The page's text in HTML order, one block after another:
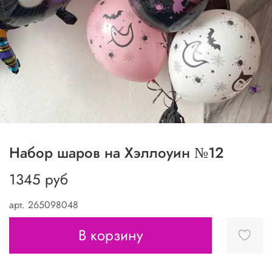
арт. 265098048
Набор шаров на Хэллоуин №12
1345 руб
В корзину